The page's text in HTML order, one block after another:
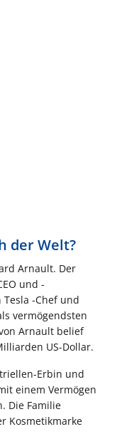
der Welt?
Arnault. Der
und -
-Chef und
vermögendsten
Arnault belief
US-Dollar.
Erbin und
einem Vermögen
Die Familie
Kosmetikmarke